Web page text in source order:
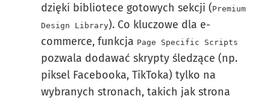
dzięki bibliotece gotowych sekcji (Premium
Design Library). Co kluczowe dla e-
commerce, funkcja Page Specific Scripts
pozwala dodawać skrypty śledzące (np.
piksel Facebooka, TikToka) tylko na
wybranych stronach, takich jak strona